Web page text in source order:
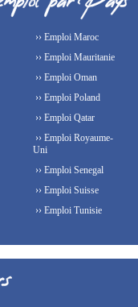
›› Emploi Maroc
›› Emploi Mauritanie
›› Emploi Oman
›› Emploi Poland
›› Emploi Qatar
›› Emploi Royaume-
Uni
›› Emploi Senegal
›› Emploi Suisse
›› Emploi Tunisie